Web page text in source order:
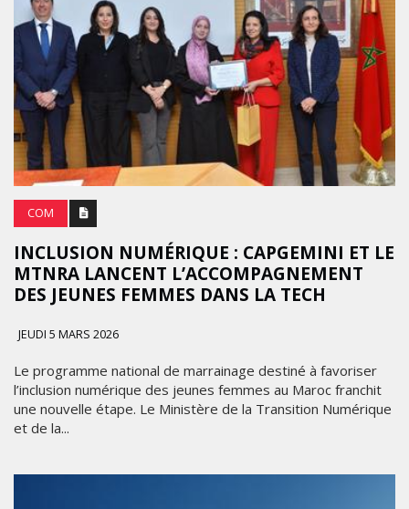
COM
INCLUSION NUMÉRIQUE : CAPGEMINI ET LE
MTNRA LANCENT L’ACCOMPAGNEMENT
DES JEUNES FEMMES DANS LA TECH
JEUDI 5 MARS 2026
Le programme national de marrainage destiné à favoriser
l’inclusion numérique des jeunes femmes au Maroc franchit
une nouvelle étape. Le Ministère de la Transition Numérique
et de la...